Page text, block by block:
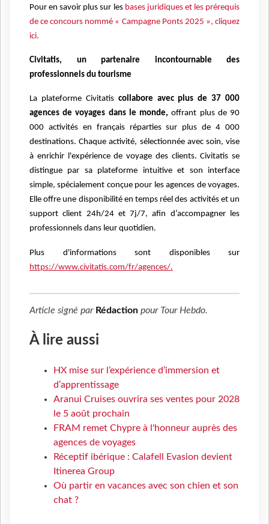
Pour en savoir plus sur les bases juridiques et les prérequis
de ce concours nommé « Campagne Ponts 2025 », cliquez
ici.
Civitatis, un partenaire incontournable des
professionnels du tourisme
La plateforme Civitatis collabore avec plus de 37 000
agences de voyages dans le monde,offrant plus de 90
000 activités en français réparties sur plus de 4 000
destinations. Chaque activité, sélectionnée avec soin, vise
à enrichir l'expérience de voyage des clients. Civitatis se
distingue par sa plateforme intuitive et son interface
simple, spécialement conçue pour les agences de voyages.
Elle offre une disponibilité en temps réel des activités et un
support client 24h/24 et 7j/7, afin d’accompagner les
professionnels dans leur quotidien.
Plus d'informations sont disponibles sur
https://www.civitatis.com/fr/agences/.
Article signé par Rédaction pour Tour Hebdo.
À lire aussi
HX mise sur l’expérience d’immersion et
d’apprentissage
Aranui Cruises ouvrira ses ventes pour 2028
le 5 août prochain
FRAM remet Chypre à l'honneur auprès des
agences de voyages
Réceptif ibérique : Calafell Evasion devient
Itinerea Group
Où partir en vacances avec son chien et son
chat ?